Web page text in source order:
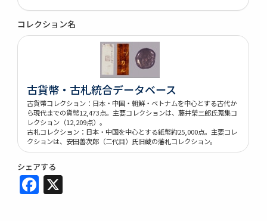
コレクション名
古貨幣・古札統合データベース
古貨幣コレクション：日本・中国・朝鮮・ベトナムを中心とする古代か
ら現代までの貨幣12,473点。主要コレクションは、藤井榮三郎氏蒐集コ
レクション（12,209点）。
古札コレクション：日本・中国を中心とする紙幣約25,000点。主要コレ
クションは、安田善次郎（二代目）氏旧蔵の藩札コレクション。
シェアする
Facebook